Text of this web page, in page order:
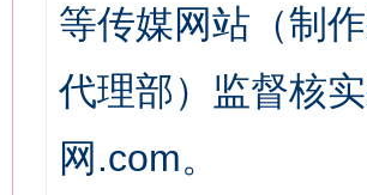
等传媒网站（制
代理部）监督核
网.com。
这是一记警钟！